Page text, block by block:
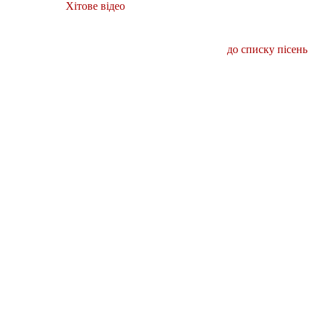
Хітове відео
до списку пісень